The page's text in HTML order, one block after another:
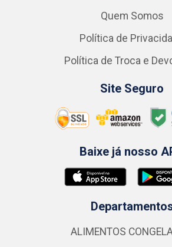
Quem Somos
Política de
Política de Troca e
Site Seguro
Baixe já nosso
ALIMENTOS